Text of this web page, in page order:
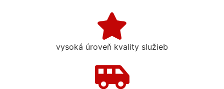
vysoká úroveň kvality služieb